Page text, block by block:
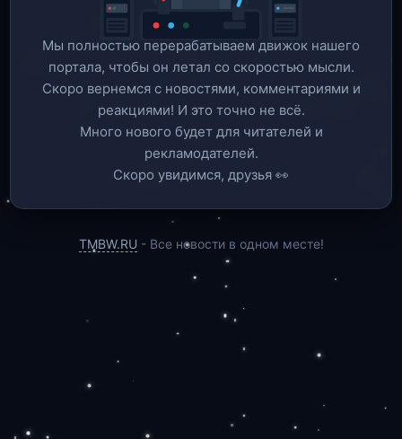
Мы полностью перерабатываем движок нашего
портала, чтобы он летал со скоростью мысли.
Скоро вернемся c новостями, комментариями и
реакциями! И это точно не всё.
Много нового будет для читателей и
рекламодателей.
Скоро увидимся, друзья 👀
TMBW.RU - Все новости в одном месте!